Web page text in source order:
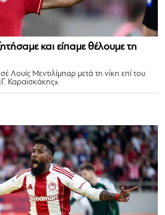
και είπαμε θέλουμε τη
Λουίς Μεντιλίμπαρ μετά τη νίκη επί του
Καραϊσκάκης».